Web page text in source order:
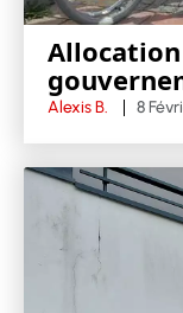
Alexis B. 8